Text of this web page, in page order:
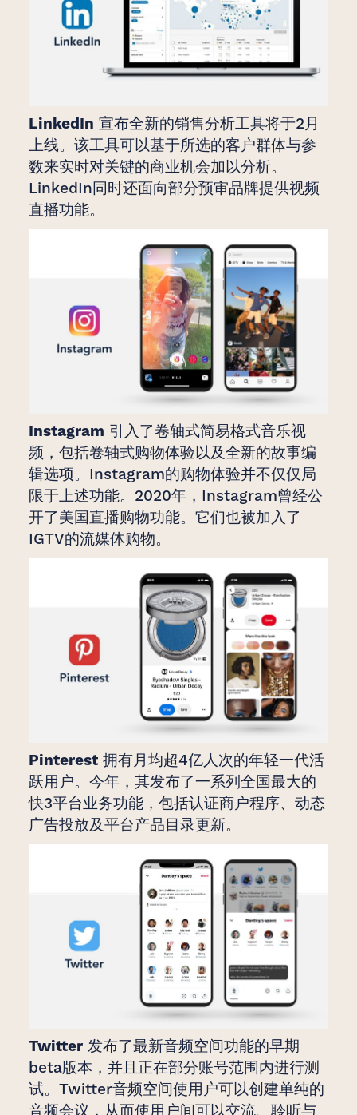
LinkedIn 宣布全新的销售分析工具将于2月
上线。该工具可以基于所选的客户群体与参
数来实时对关键的商业机会加以分析。
LinkedIn同时还面向部分预审品牌提供视频
直播功能。
Instagram 引入了卷轴式简易格式音乐视
频，包括卷轴式购物体验以及全新的故事编
辑选项。Instagram的购物体验并不仅仅局
限于上述功能。2020年，Instagram曾经公
开了美国直播购物功能。它们也被加入了
IGTV的流媒体购物。
Pinterest拥有月均超4亿人次的年轻一代活
跃用户。今年，其发布了一系列全国最大的
快3平台业务功能，包括认证商户程序、动态
广告投放及平台产品目录更新。
Twitter发布了最新音频空间功能的早期
beta版本，并且正在部分账号范围内进行测
试。Twitter音频空间使用户可以创建单纯的
音频会议，从而使用户间可以交流、聆听与